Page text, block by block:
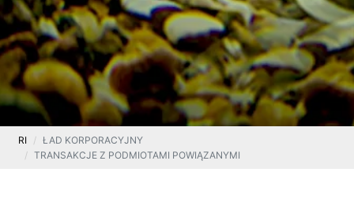
RI
ŁAD KORPORACYJNY
TRANSAKCJE Z PODMIOTAMI POWIĄZANYMI